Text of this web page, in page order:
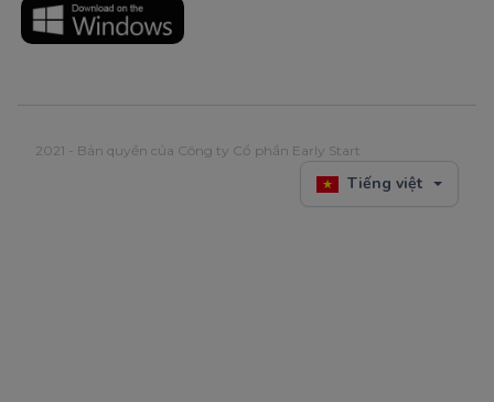
2021 - Bản quyền của Công ty Cổ phần Early Start
Tiếng việt